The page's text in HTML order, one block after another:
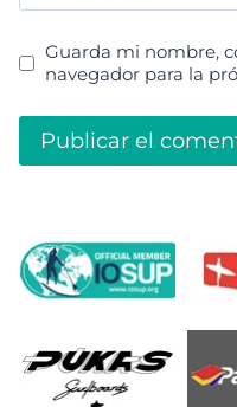
Guarda mi nombre,
navegador para la